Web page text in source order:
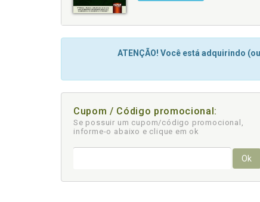
ATENÇÃO! Você está adquirindo
Cupom / Código promocional:
Se possuir um cupom/código promocional,
informe-o abaixo e clique em ok
Ok